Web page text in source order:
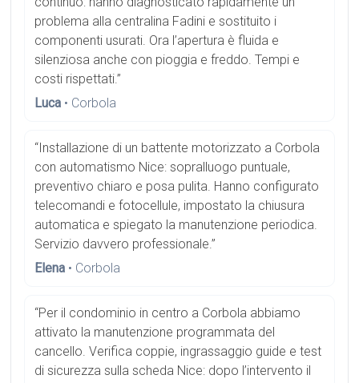
problema alla centralina Fadini e sostituito i
componenti usurati. Ora l’apertura è fluida e
silenziosa anche con pioggia e freddo. Tempi e
costi rispettati.”
Luca • Corbola
“Installazione di un battente motorizzato a Corbola
con automatismo Nice: sopralluogo puntuale,
preventivo chiaro e posa pulita. Hanno configurato
telecomandi e fotocellule, impostato la chiusura
automatica e spiegato la manutenzione periodica.
Servizio davvero professionale.”
Elena • Corbola
“Per il condominio in centro a Corbola abbiamo
attivato la manutenzione programmata del
cancello. Verifica coppie, ingrassaggio guide e test
di sicurezza sulla scheda Nice: dopo l’intervento il